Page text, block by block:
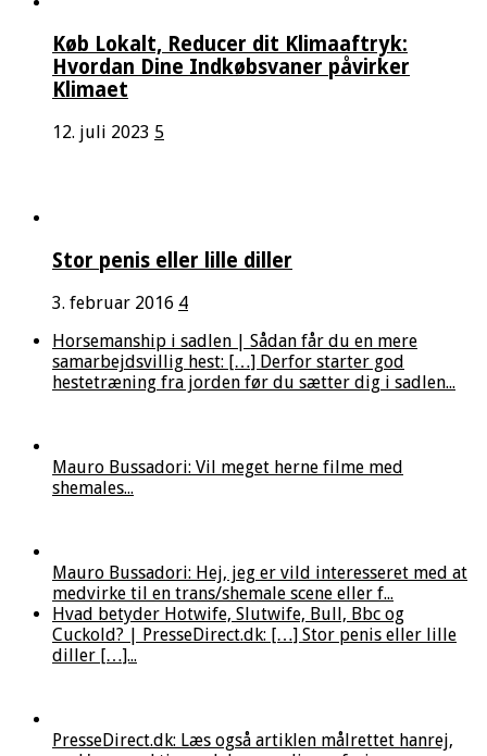
Køb Lokalt, Reducer dit Klimaaftryk:
Hvordan Dine Indkøbsvaner påvirker
Klimaet
12. juli 2023 5
Stor penis eller lille diller
3. februar 2016 4
Horsemanship i sadlen | Sådan får du en mere
samarbejdsvillig hest: […] Derfor starter god
hestetræning fra jorden før du sætter dig i sadlen...
Mauro Bussadori: Vil meget herne filme med
shemales...
Mauro Bussadori: Hej, jeg er vild interesseret med at
medvirke til en trans/shemale scene eller f...
Hvad betyder Hotwife, Slutwife, Bull, Bbc og
Cuckold? | PresseDirect.dk: […] Stor penis eller lille
diller […]...
PresseDirect.dk: Læs også artiklen målrettet hanrej,